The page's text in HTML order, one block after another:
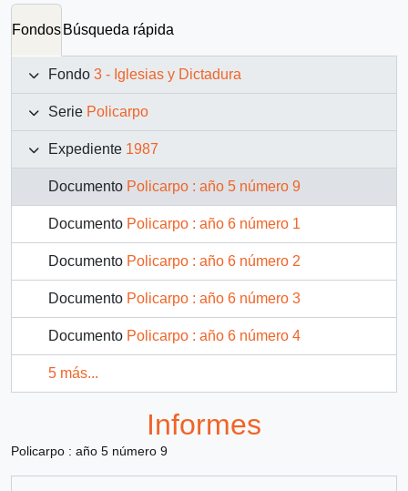
Fondos Búsqueda rápida
Fondo 3 - Iglesias y Dictadura
Serie Policarpo
Expediente 1987
Documento Policarpo : año 5 número 9
Documento Policarpo : año 6 número 1
Documento Policarpo : año 6 número 2
Documento Policarpo : año 6 número 3
Documento Policarpo : año 6 número 4
5 más...
Informes
Policarpo : año 5 número 9